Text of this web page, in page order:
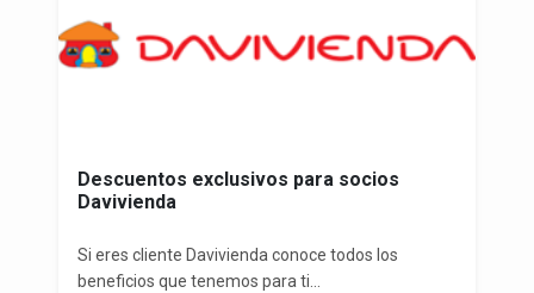
Descuentos exclusivos para socios
Davivienda
Si eres cliente Davivienda conoce todos los
beneficios que tenemos para ti...